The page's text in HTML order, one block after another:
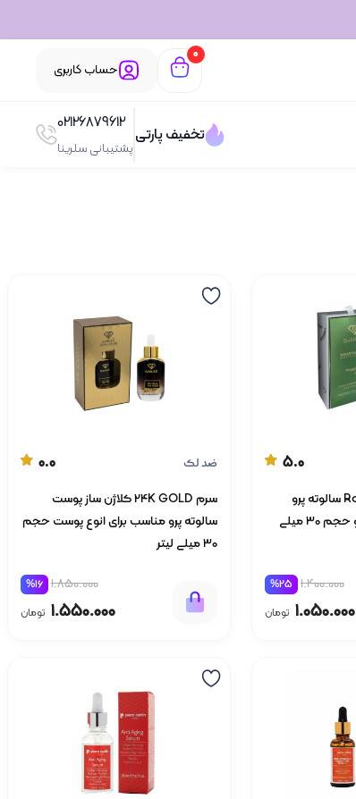
0
حساب کاربری
تخفیف پارتی
02126879612
پشتیبانی سلرینا
5.0
روغن رزماری Rosemary سالوته پرو
مناسب ابرو و مژه و مو حجم 30 میلی
1.400.000
%25
1.050.000 تومان
ضد لک 0.0
سرم 24K GOLD کلاژن ساز پوست
سالوته پرو مناسب برای انوع پوست حجم
30 میلی لیتر
1.850.000
%16
1.550.000 تومان